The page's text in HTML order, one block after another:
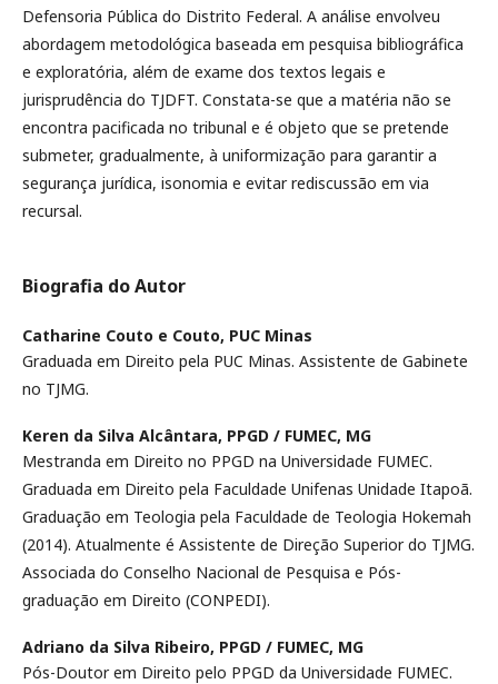
Defensoria Pública do Distrito Federal. A análise envolveu
abordagem metodológica baseada em pesquisa bibliográfica
e exploratória, além de exame dos textos legais e
jurisprudência do TJDFT. Constata-se que a matéria não se
encontra pacificada no tribunal e é objeto que se pretende
submeter, gradualmente, à uniformização para garantir a
segurança jurídica, isonomia e evitar rediscussão em via
recursal.
Biografia do Autor
Catharine Couto e Couto, PUC Minas
Graduada em Direito pela PUC Minas. Assistente de Gabinete
no TJMG.
Keren da Silva Alcântara, PPGD / FUMEC, MG
Mestranda em Direito no PPGD na Universidade FUMEC.
Graduada em Direito pela Faculdade Unifenas Unidade Itapoã.
Graduação em Teologia pela Faculdade de Teologia Hokemah
(2014). Atualmente é Assistente de Direção Superior do TJMG.
Associada do Conselho Nacional de Pesquisa e Pós-
graduação em Direito (CONPEDI).
Adriano da Silva Ribeiro, PPGD / FUMEC, MG
Pós-Doutor em Direito pelo PPGD da Universidade FUMEC.